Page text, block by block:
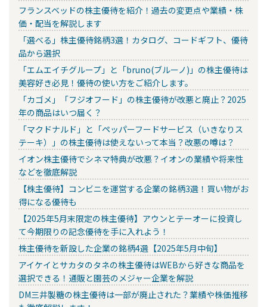
フランスベッドの株主優待を紹介！過去の変更点や業績・株
価・配当を解説します
「選べる」株主優待銘柄3選！カタログ、コードギフト、優待
品から選択
「エムエイチグループ」と「bruno(ブルーノ)」の株主優待は
美容好き必見！優待の使い方をご紹介します。
「カゴメ」「フジオフード」の株主優待が改悪と廃止？2025
年の商品はいつ届く？
「マクドナルド」と「ペッパーフードサービス（いきなりス
テーキ）」の株主優待は使えないって本当？改悪の噂は？
イオン株主優待でシネマ特典が改悪？イオンの業績や将来性
などを徹底解説
【株主優待】コンビニを運営する企業の銘柄3選！買い物がお
得になる優待も
【2025年5月末限定の株主優待】アウンとテーオーに投資し
て今期限りの記念優待を手に入れよう！
株主優待を新設した企業の銘柄4選【2025年5月中旬】
アイケイとサカタのタネの株主優待はWEBから好きな商品を
選択できる！通販と園芸のメジャー企業を解説
DM三井製糖の株主優待は一部が廃止された？業績や株価推移